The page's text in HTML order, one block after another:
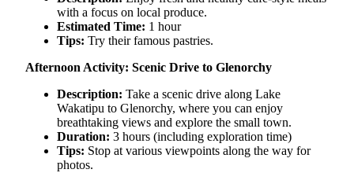
with a focus on local produce.
Estimated Time: 1 hour
Tips: Try their famous pastries.
Afternoon Activity: Scenic Drive to Glenorchy
Description: Take a scenic drive along Lake
Wakatipu to Glenorchy, where you can enjoy
breathtaking views and explore the small town.
Duration: 3 hours (including exploration time)
Tips: Stop at various viewpoints along the way for
photos.